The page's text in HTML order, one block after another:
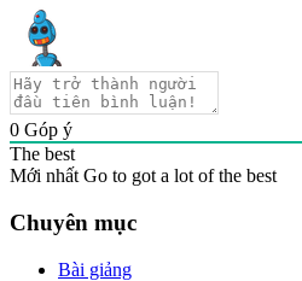
0 Góp ý
The best
Mới nhất Go to got a lot of the best
Chuyên mục
Bài giảng